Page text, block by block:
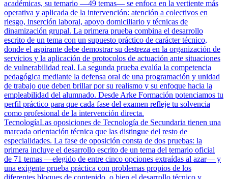
académicas, su temario —49 temas— se enfoca en la vertiente más
operativa y aplicada de la intervención: atención a colectivos en
riesgo, inserción laboral, apoyo domiciliario y técnicas de
dinamización grupal. La primera prueba combina el desarrollo
escrito de un tema con un supuesto práctico de carácter técnico,
donde el aspirante debe demostrar su destreza en la organización de
servicios y la aplicación de protocolos de actuación ante situaciones
de vulnerabilidad real. La segunda prueba evalúa la competencia
pedagógica mediante la defensa oral de una programación y unidad
de trabajo que deben brillar por su realismo y su enfoque hacia la
empleabilidad del alumnado. Desde Arke Formación potenciamos tu
perfil práctico para que cada fase del examen refleje tu solvencia
como profesional de la intervención directa.
TecnologíaLas oposiciones de Tecnología de Secundaria tienen una
marcada orientación técnica que las distingue del resto de
especialidades. La fase de oposición consta de dos pruebas: la
primera incluye el desarrollo escrito de un tema del temario oficial
de 71 temas —elegido de entre cinco opciones extraídas al azar— y
una exigente prueba práctica con problemas propios de los
diferentes bloques de contenido, o bien el desarrollo técnico y